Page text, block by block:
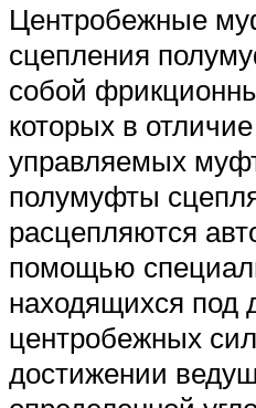
Центробежные
сцепления
собой
которых в
управляемых
полумуфты
расцепляются
помощью
находящихся под
центробежных
достижении